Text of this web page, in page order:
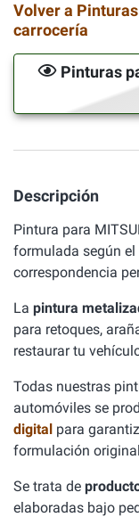
Volver a
carrocería
Pinturas
Descripción
Pintura para
formulada según el
correspondencia
La pintura
para retoques,
restaurar tu
Todas nuestras
automóviles se
digital para
formulación
Se trata de
elaboradas bajo